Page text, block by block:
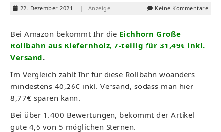
22. Dezember 2021 | Anzeige Keine Kommentare
Bei Amazon bekommt Ihr die Eichhorn Große
Rollbahn aus Kiefernholz, 7-teilig für 31,49€ inkl.
Versand.
Im Vergleich zahlt Ihr für diese Rollbahn woanders
mindestens 40,26€ inkl. Versand, sodass man hier
8,77€ sparen kann.
Bei über 1.400 Bewertungen, bekommt der Artikel
gute 4,6 von 5 möglichen Sternen.